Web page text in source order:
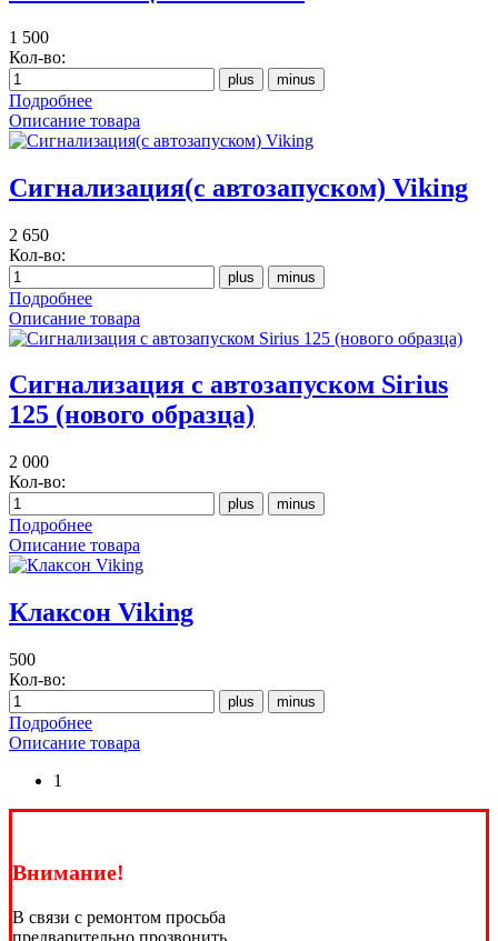
1 500
Кол-во:
Подробнее
Описание товара
Сигнализация(с автозапуском) Viking
2 650
Кол-во:
Подробнее
Описание товара
Сигнализация с автозапуском Sirius
125 (нового образца)
2 000
Кол-во:
Подробнее
Описание товара
Клаксон Viking
500
Кол-во:
Подробнее
Описание товара
1
Внимание!
В связи с ремонтом просьба